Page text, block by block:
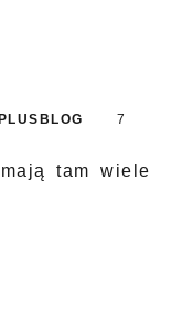
7
tam wiele